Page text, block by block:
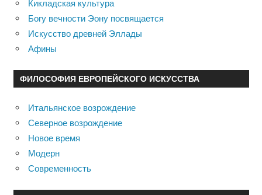
Кикладская культура
Богу вечности Эону посвящается
Искусство древней Эллады
Афины
ФИЛОСОФИЯ ЕВРОПЕЙСКОГО ИСКУССТВА
Итальянское возрождение
Северное возрождение
Новое время
Модерн
Современность